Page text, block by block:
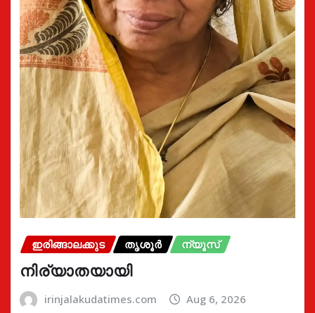
ഇരിങ്ങാലക്കുട തൃശൂർ ന്യൂസ്
നിര്യാതയായി
irinjalakudatimes.com Aug 6, 2026